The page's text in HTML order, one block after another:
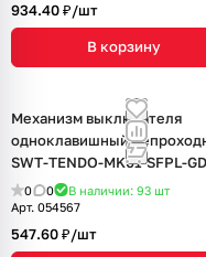
934.40 ₽/шт
В корзину
Механизм выключателя
одноклавишный
SWT-TENDO-MK01-SFPL-GD
(230V, 10A) (Arlight,
песочный)
0 0 В наличии: 93 шт
Арт. 054567
547.60 ₽/шт